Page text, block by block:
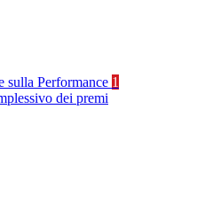
sulla Performance 1
dei premi